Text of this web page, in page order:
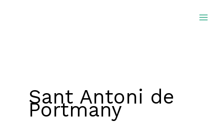
Sant Antoni de
Portmany